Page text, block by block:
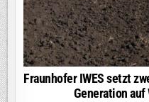
Fraunhofer IWES setzt
Generation